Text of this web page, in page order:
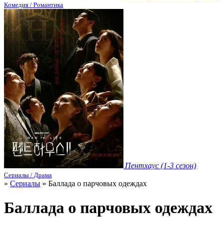
Комедия / Романтика
Пентхаус (1-3 сезон)
Сериалы / Драма
» Сериалы » Баллада о парчовых одеждах
Баллада о парчовых одеждах